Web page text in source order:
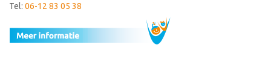
Tel: 06-12 83 05 38